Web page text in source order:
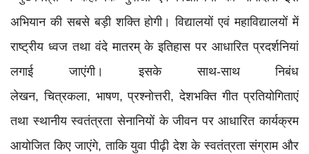
अभियान की सबसे बड़ी शक्ति होगी। विद्यालयों एवं महाविद्यालयों में
राष्ट्रीय ध्वज तथा वंदे मातरम् के इतिहास पर आधारित प्रदर्शनियां
लगाई जाएंगी। इसके साथ-साथ निबंध
लेखन, चित्रकला, भाषण, प्रश्नोत्तरी, देशभक्ति गीत प्रतियोगिताएं
तथा स्थानीय स्वतंत्रता सेनानियों के जीवन पर आधारित कार्यक्रम
आयोजित किए जाएंगे, ताकि युवा पीढ़ी देश के स्वतंत्रता संग्राम और